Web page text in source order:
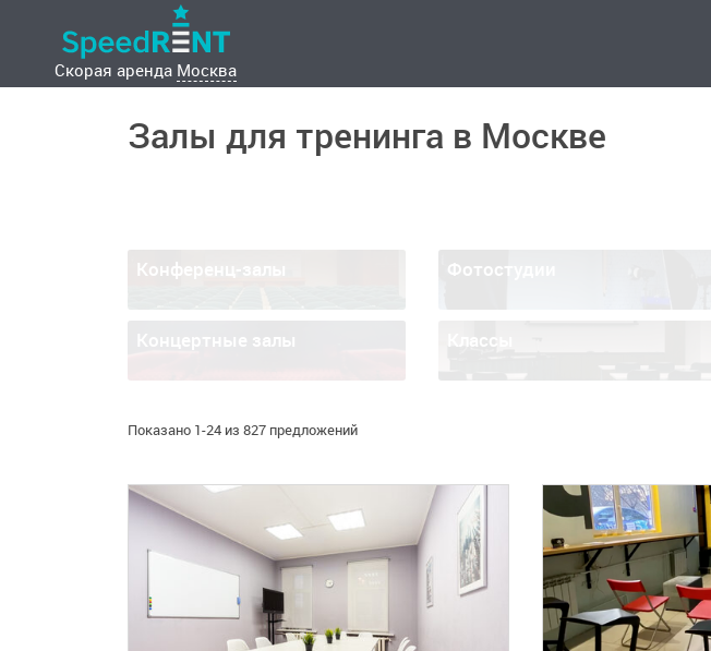
Скорая аренда Москва
Залы для тренинга в Москве
Конференц-залы Фотостудии
Концертные залы Классы
Показано 1-24 из 827 предложений